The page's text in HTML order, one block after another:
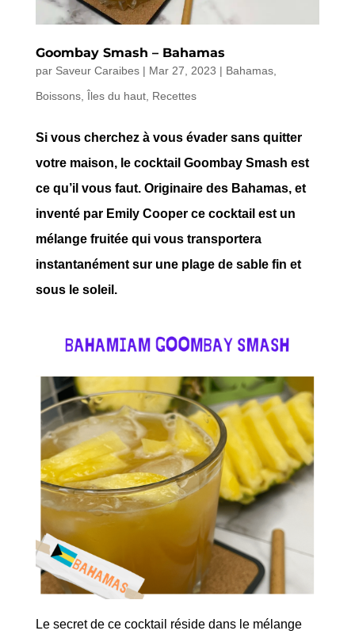
Goombay Smash – Bahamas
par Saveur Caraibes| Mar 27, 2023 | Bahamas,
Boissons, Îles du haut, Recettes
Si vous cherchez à vous évader sans quitter
votre maison, le cocktail Goombay Smash est
ce qu’il vous faut. Originaire des Bahamas, et
inventé par Emily Cooper ce cocktail est un
mélange fruitée qui vous transportera
instantanément sur une plage de sable fin et
sous le soleil.
Le secret de ce cocktail réside dans le mélange